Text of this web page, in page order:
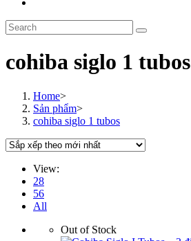
search
Search
this
cohiba siglo 1 tubos
Home>
Sản phẩm>
cohiba siglo 1 tubos
View:
28
56
All
Out of Stock